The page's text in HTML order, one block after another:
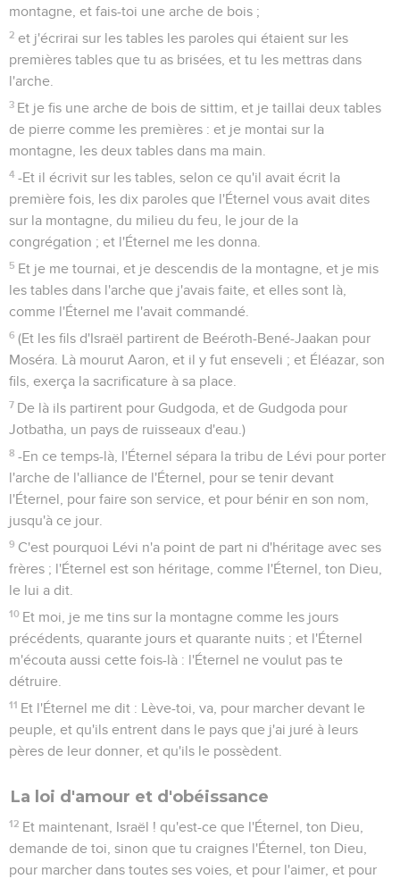
montagne, et fais-toi une arche de bois ;
2 et j'écrirai sur les tables les paroles qui étaient sur les
premières tables que tu as brisées, et tu les mettras dans
l'arche.
3 Et je fis une arche de bois de sittim, et je taillai deux tables
de pierre comme les premières : et je montai sur la
montagne, les deux tables dans ma main.
4 -Et il écrivit sur les tables, selon ce qu'il avait écrit la
première fois, les dix paroles que l'Éternel vous avait dites
sur la montagne, du milieu du feu, le jour de la
congrégation ; et l'Éternel me les donna.
5 Et je me tournai, et je descendis de la montagne, et je mis
les tables dans l'arche que j'avais faite, et elles sont là,
comme l'Éternel me l'avait commandé.
6 (Et les fils d'Israël partirent de Beéroth-Bené-Jaakan pour
Moséra. Là mourut Aaron, et il y fut enseveli ; et Éléazar, son
fils, exerça la sacrificature à sa place.
7 De là ils partirent pour Gudgoda, et de Gudgoda pour
Jotbatha, un pays de ruisseaux d'eau.)
8 -En ce temps-là, l'Éternel sépara la tribu de Lévi pour porter
l'arche de l'alliance de l'Éternel, pour se tenir devant
l'Éternel, pour faire son service, et pour bénir en son nom,
jusqu'à ce jour.
9 C'est pourquoi Lévi n'a point de part ni d'héritage avec ses
frères ; l'Éternel est son héritage, comme l'Éternel, ton Dieu,
le lui a dit.
10 Et moi, je me tins sur la montagne comme les jours
précédents, quarante jours et quarante nuits ; et l'Éternel
m'écouta aussi cette fois-là : l'Éternel ne voulut pas te
détruire.
11 Et l'Éternel me dit : Lève-toi, va, pour marcher devant le
peuple, et qu'ils entrent dans le pays que j'ai juré à leurs
pères de leur donner, et qu'ils le possèdent.
La loi d'amour et d'obéissance
12 Et maintenant, Israël ! qu'est-ce que l'Éternel, ton Dieu,
demande de toi, sinon que tu craignes l'Éternel, ton Dieu,
pour marcher dans toutes ses voies, et pour l'aimer, et pour